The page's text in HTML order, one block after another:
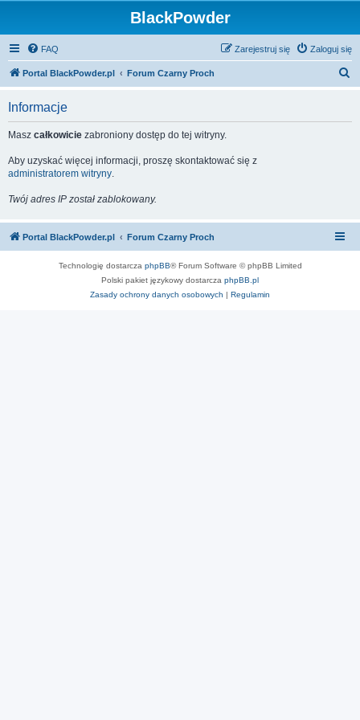
BlackPowder
FAQ Zaloguj się
Zarejestruj się
Portal BlackPowder.pl Forum Czarny Proch
Informacje
Masz całkowicie zabroniony dostęp do tej witryny.
Aby uzyskać więcej informacji, proszę skontaktować się z
administratorem witryny.
Twój adres IP został zablokowany.
Portal BlackPowder.pl Forum Czarny Proch
Technologię dostarcza phpBB® Forum Software © phpBB Limited
Polski pakiet językowy dostarcza phpBB.pl
Zasady ochrony danych osobowych | Regulamin